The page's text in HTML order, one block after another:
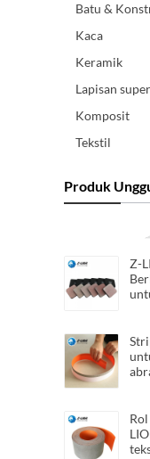
Batu &
Kaca
Keramik
Lapisan
Komposit
Tekstil
Produk
Z-